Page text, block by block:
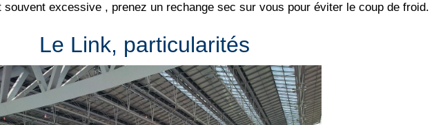
excessive , prenez un rechange sec sur vous pour éviter le coup de froid.
Le Link, particularités